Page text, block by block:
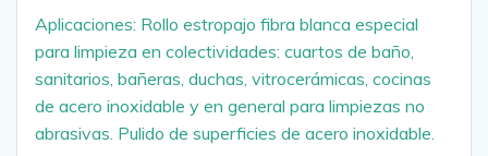
Aplicaciones: Rollo estropajo fibra blanca especial
para limpieza en colectividades: cuartos de baño,
sanitarios, bañeras, duchas, vitrocerámicas, cocinas
de acero inoxidable y en general para limpiezas no
abrasivas. Pulido de superficies de acero inoxidable.